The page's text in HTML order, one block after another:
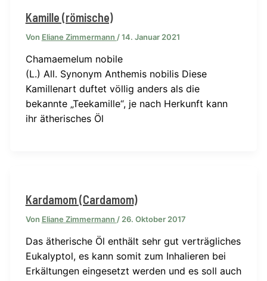
Kamille (römische)
Von Eliane Zimmermann /14. Januar 2021
Chamaemelum nobile
(L.) All. Synonym Anthemis nobilis Diese
Kamillenart duftet völlig anders als die
bekannte „Teekamille“, je nach Herkunft kann
ihr ätherisches Öl
Kardamom (Cardamom)
Von Eliane Zimmermann / 26. Oktober 2017
Das ätherische Öl enthält sehr gut verträgliches
Eukalyptol, es kann somit zum Inhalieren bei
Erkältungen eingesetzt werden und es soll auch